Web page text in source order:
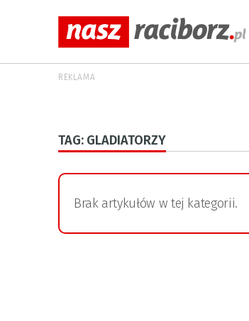
REKLAMA
TAG: GLADIATORZY
Brak artykułów w tej kategorii.